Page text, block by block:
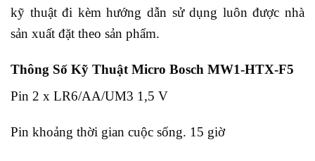
kỹ thuật đi kèm hướng dẫn sử dụng luôn được nhà
sản xuất đặt theo sản phẩm.
Thông Số Kỹ Thuật Micro Bosch MW1-HTX-F5
Pin 2 x LR6/AA/UM3 1,5 V
Pin khoảng thời gian cuộc sống. 15 giờ